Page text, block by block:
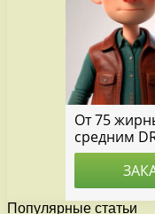
Популярные статьи